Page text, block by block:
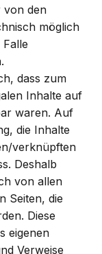
von den
möglich
dass zum
Inhalte auf
waren. Auf
die Inhalte
verknüpften
Deshalb
von allen
Seiten, die
Diese
eigenen
Verweise